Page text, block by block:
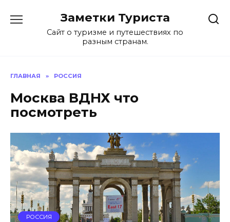
содержанию
Заметки Туриста
Сайт о туризме и путешествиях по
разным странам.
ГЛАВНАЯ » РОССИЯ
Москва ВДНХ что
посмотреть
РОССИЯ